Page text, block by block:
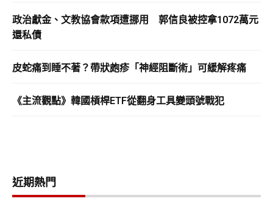
政治獻金、文教協會款項遭挪用 郭信良被控拿1072萬元
還私債
皮蛇痛到睡不著？帶狀皰疹「神經阻斷術」可緩解疼痛
《主流觀點》韓國槓桿ETF從翻身工具變頭號戰犯
近期熱門